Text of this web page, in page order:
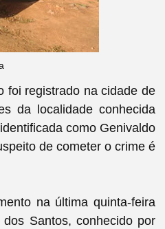
foi registrado na cidade de
da localidade conhecida
identificada como Genivaldo
de cometer o crime é
na última quinta-feira
Santos, conhecido por